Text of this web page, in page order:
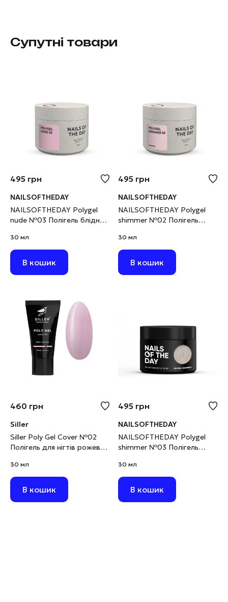
Супутні товари
495 грн
NAILSOFTHEDAY
NAILSOFTHEDAY Polygel
nude №03 Полігель блідно-
30 г
30 мл
В кошик
495 грн
NAILSOFTHEDAY
NAILSOFTHEDAY Polygel
shimmer №02 Полігель
дрібнозернистий, 30 г
30 мл
В кошик
460 грн
Siller
Siller Poly Gel Cover №02
Полігель для нігтів рожево-
30 мл
В кошик
495 грн
NAILSOFTHEDAY
NAILSOFTHEDAY Polygel
shimmer №03 Полігель
шимером дрібнозернистим,
30 г
30 мл
В кошик